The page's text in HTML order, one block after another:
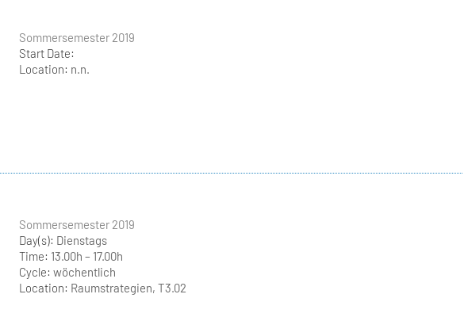
Sommersemester 2019
Start Date:
Location: n.n.
Sommersemester 2019
Day(s): Dienstags
Time: 13.00h – 17.00h
Cycle: wöchentlich
Location: Raumstrategien, T3.02